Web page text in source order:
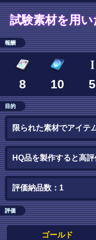
試験素材を用
報酬
8 10 5
目的
限られた素材でアイテ
HQ品を製作すると高
評価納品数：1
評価
ゴールド